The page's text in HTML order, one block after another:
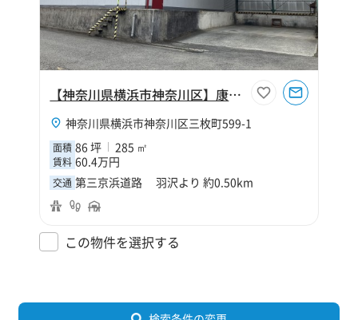
【神奈川県横浜市神奈川区】康平運送倉庫
神奈川県横浜市神奈川区三枚町599-1
面積 86 坪 285 ㎡
賃料 60.4万円
交通 第三京浜道路 羽沢より 約0.50km
この物件を選択する